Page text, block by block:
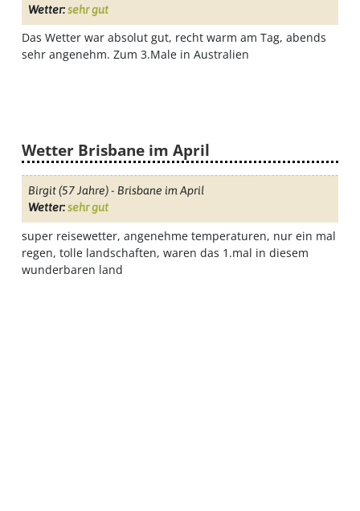
Klimatabellen
Reisezeit
Wann
wohin?
Wetter:sehr gut
Das Wetter war absolut gut, recht warm am Tag, abends
sehr angenehm. Zum 3.Male in Australien
Wetter Brisbane im April
Birgit(57 Jahre) - Brisbane im April
Wetter:sehr gut
super reisewetter, angenehme temperaturen, nur ein mal
regen, tolle landschaften, waren das 1.mal in diesem
wunderbaren land